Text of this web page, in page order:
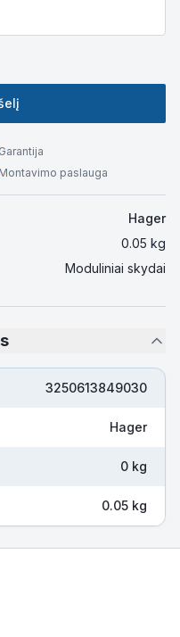
Garantija
Montavimo paslauga
Hager
0.05 kg
Moduliniai skydai
3250613849030
Hager
0 kg
0.05 kg